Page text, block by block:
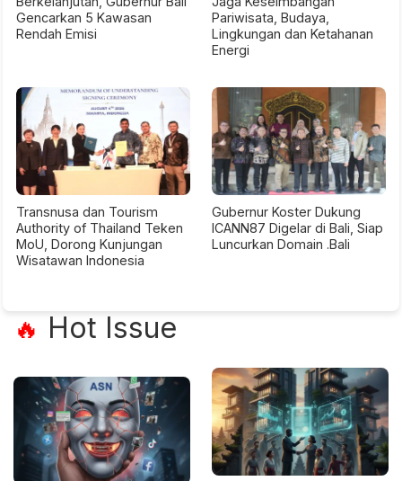
Gencarkan 5 Kawasan
Rendah Emisi
Pariwisata, Budaya,
Lingkungan dan Ketahanan
Energi
Transnusa dan Tourism
Authority of Thailand Teken
MoU, Dorong Kunjungan
Wisatawan Indonesia
Gubernur Koster Dukung
ICANN87 Digelar di Bali, Siap
Luncurkan Domain .Bali
🔥 Hot Issue